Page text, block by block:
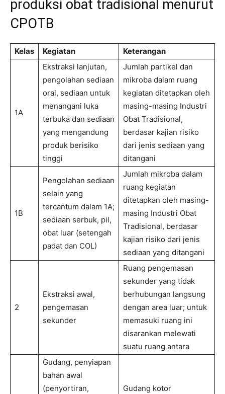
produksi obat tradisional menurut
CPOTB
Kelas Kegiatan Keterangan
1A
Ekstraksi lanjutan,
pengolahan sediaan
oral, sediaan untuk
menangani luka
terbuka dan sediaan
yang mengandung
produk berisiko
tinggi
Jumlah partikel dan
mikroba dalam ruang
kegiatan ditetapkan oleh
masing-masing Industri
Obat Tradisional,
berdasar kajian risiko
dari jenis sediaan yang
ditangani
1B
Pengolahan sediaan
selain yang
tercantum dalam 1A;
sediaan serbuk, pil,
obat luar (setengah
padat dan COL)
Jumlah mikroba dalam
ruang kegiatan
ditetapkan oleh masing-
masing Industri Obat
Tradisional, berdasar
kajian risiko dari jenis
sediaan yang ditangani
2
Ekstraksi awal,
pengemasan
sekunder
Ruang pengemasan
sekunder yang tidak
berhubungan langsung
dengan area luar; untuk
memasuki ruang ini
disarankan melewati
suatu ruang antara
Gudang, penyiapan
bahan awal
(penyortiran,
Gudang kotor